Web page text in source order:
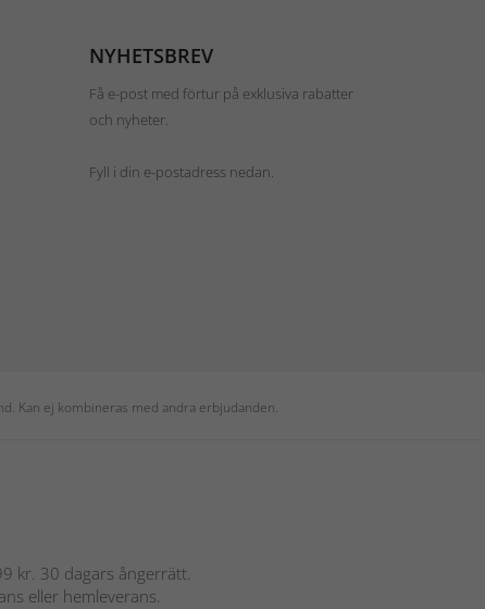
NYHETSBREV
Få e-post med förtur på exklusiva rabatter
och nyheter.
Fyll i din e-postadress nedan.
Kan ej kombineras med andra erbjudanden.
kr. 30 dagars ångerrätt.
eller hemleverans.